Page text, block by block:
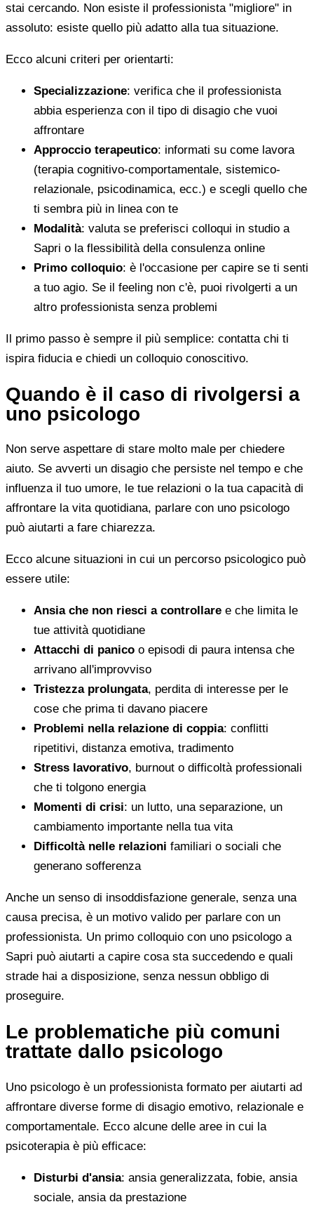
stai cercando. Non esiste il professionista "migliore" in
assoluto: esiste quello più adatto alla tua situazione.
Ecco alcuni criteri per orientarti:
Specializzazione: verifica che il professionista
abbia esperienza con il tipo di disagio che vuoi
affrontare
Approccio terapeutico: informati su come lavora
(terapia cognitivo-comportamentale, sistemico-
relazionale, psicodinamica, ecc.) e scegli quello che
ti sembra più in linea con te
Modalità: valuta se preferisci colloqui in studio a
Sapri o la flessibilità della consulenza online
Primo colloquio: è l'occasione per capire se ti senti
a tuo agio. Se il feeling non c'è, puoi rivolgerti a un
altro professionista senza problemi
Il primo passo è sempre il più semplice: contatta chi ti
ispira fiducia e chiedi un colloquio conoscitivo.
Quando è il caso di rivolgersi a
uno psicologo
Non serve aspettare di stare molto male per chiedere
aiuto. Se avverti un disagio che persiste nel tempo e che
influenza il tuo umore, le tue relazioni o la tua capacità di
affrontare la vita quotidiana, parlare con uno psicologo
può aiutarti a fare chiarezza.
Ecco alcune situazioni in cui un percorso psicologico può
essere utile:
Ansia che non riesci a controllare e che limita le
tue attività quotidiane
Attacchi di panico o episodi di paura intensa che
arrivano all'improvviso
Tristezza prolungata, perdita di interesse per le
cose che prima ti davano piacere
Problemi nella relazione di coppia: conflitti
ripetitivi, distanza emotiva, tradimento
Stress lavorativo, burnout o difficoltà professionali
che ti tolgono energia
Momenti di crisi: un lutto, una separazione, un
cambiamento importante nella tua vita
Difficoltà nelle relazioni familiari o sociali che
generano sofferenza
Anche un senso di insoddisfazione generale, senza una
causa precisa, è un motivo valido per parlare con un
professionista. Un primo colloquio con uno psicologo a
Sapri può aiutarti a capire cosa sta succedendo e quali
strade hai a disposizione, senza nessun obbligo di
proseguire.
Le problematiche più comuni
trattate dallo psicologo
Uno psicologo è un professionista formato per aiutarti ad
affrontare diverse forme di disagio emotivo, relazionale e
comportamentale. Ecco alcune delle aree in cui la
psicoterapia è più efficace:
Disturbi d'ansia: ansia generalizzata, fobie, ansia
sociale, ansia da prestazione